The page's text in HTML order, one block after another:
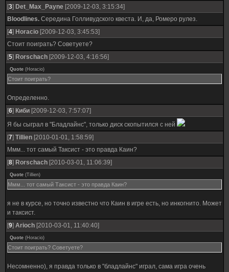
[3] Det_Max_Payne [2009-12-03, 3:15:34]
Bloodlines. Середина Голливудского квеста. И, да, Ромеро рулез.
[4] Horacio [2009-12-03, 3:45:53]
Стоит поиграть? Советуете?
[5] Rorschach [2009-12-03, 4:16:56]
Quote (Horacio)
Стоит поиграть?
Определенно.
[6] Киби [2009-12-03, 7:57:07]
Я бы сыграл в "Бладлайнс", только диск скопытился с ней
[7] Tillien [2010-01-01, 1:58:59]
Ммм... тот самый Таксист - это правда Каин?
[8] Rorschach [2010-03-01, 11:06:39]
Quote (Tillien)
Ммм... тот самый Таксист - это правда Каин?
я не в курсе, но точно известно что Каин в игре есть, но инкогнито. Может
и таксист.
[9] Ariоch [2010-03-01, 11:40:40]
Quote (Horacio)
Стоит поиграть? Советуете?
Несомненно), я правда только в "бладлайнс" играл, сама игра очень